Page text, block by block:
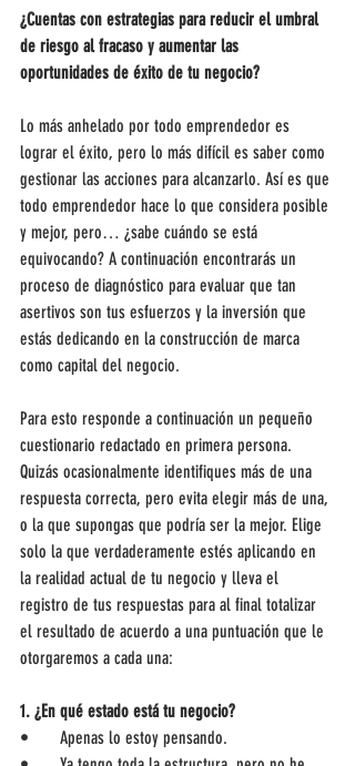
¿Cuentas con estrategias para reducir el umbral
de riesgo al fracaso y aumentar las
oportunidades de éxito de tu negocio?
Lo más anhelado por todo emprendedor es
lograr el éxito, pero lo más difícil es saber como
gestionar las acciones para alcanzarlo. Así es que
todo emprendedor hace lo que considera posible
y mejor, pero… ¿sabe cuándo se está
equivocando? A continuación encontrarás un
proceso de diagnóstico para evaluar que tan
asertivos son tus esfuerzos y la inversión que
estás dedicando en la construcción de marca
como capital del negocio.
Para esto responde a continuación un pequeño
cuestionario redactado en primera persona.
Quizás ocasionalmente identifiques más de una
respuesta correcta, pero evita elegir más de una,
o la que supongas que podría ser la mejor. Elige
solo la que verdaderamente estés aplicando en
la realidad actual de tu negocio y lleva el
registro de tus respuestas para al final totalizar
el resultado de acuerdo a una puntuación que le
otorgaremos a cada una:
1. ¿En qué estado está tu negocio?
•       Apenas lo estoy pensando.